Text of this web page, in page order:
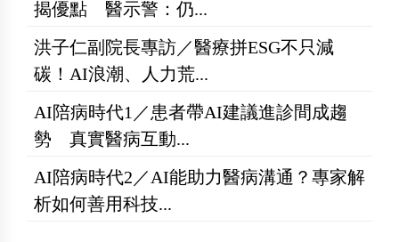
揭優點 醫示警：仍...
洪子仁副院長專訪／醫療拼ESG不只減
碳！AI浪潮、人力荒...
AI陪病時代1／患者帶AI建議進診間成趨
勢 真實醫病互動...
AI陪病時代2／AI能助力醫病溝通？專家解
析如何善用科技...